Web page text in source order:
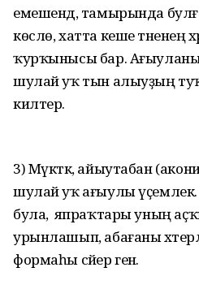
емешендә, тамырында
көслө, хатта кеше тәненең
ҡурҡынысы бар. Ағыуланыу
шулай уҡ тын алыу­ҙың
килтерә.
3) Мүктәк, айыутабан
шулай уҡ ағыулы
була, ә япраҡтары уның
урынлашып, абағаны
формаһы сәйер генә.